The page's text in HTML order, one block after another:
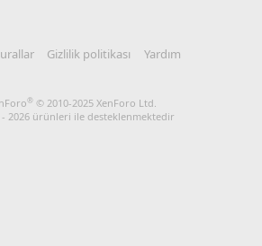
Gizlilik politikası
Yardım
® © 2010-2025 XenForo Ltd.
2026 ürünleri ile desteklenmektedir